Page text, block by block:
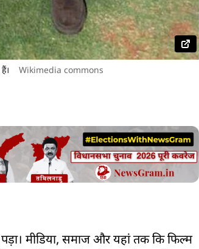
Wikimedia commons
मीडिया, समाज और यहां तक कि फिल्म